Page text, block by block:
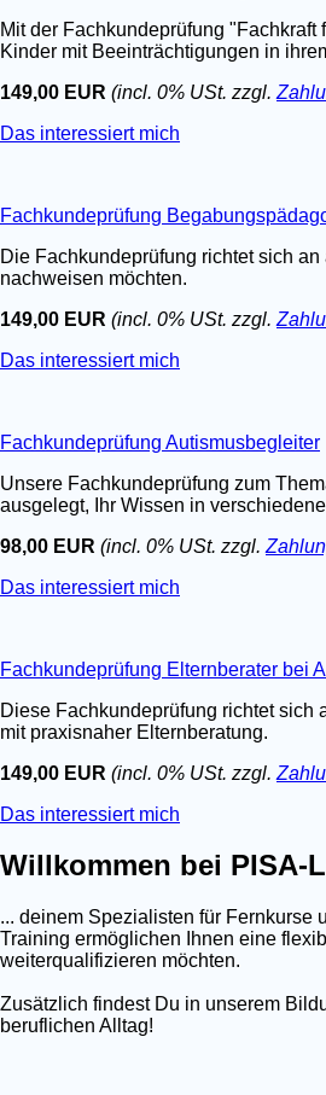
Mit der Fachkundeprüfung
Kinder mit Beeinträchtigungen in
149,00 EUR (incl. 0% USt. zzgl.
Das interessiert mich
Fachkundeprüfung
Die Fachkundeprüfung richtet sich
nachweisen möchten.
149,00 EUR (incl. 0% USt. zzgl.
Das interessiert mich
Fachkundeprüfung Autismusbegleiter
Unsere Fachkundeprüfung zum
ausgelegt, Ihr Wissen in
98,00 EUR (incl. 0% USt. zzgl.
Das interessiert mich
Fachkundeprüfung Elternberater bei
Diese Fachkundeprüfung richtet sich
mit praxisnaher Elternberatung.
149,00 EUR (incl. 0% USt. zzgl.
Das interessiert mich
Willkommen bei PISA-
... deinem Spezialisten für Fernkurse
Training ermöglichen Ihnen eine
weiterqualifizieren möchten.
Zusätzlich findest Du in unserem
beruflichen Alltag!